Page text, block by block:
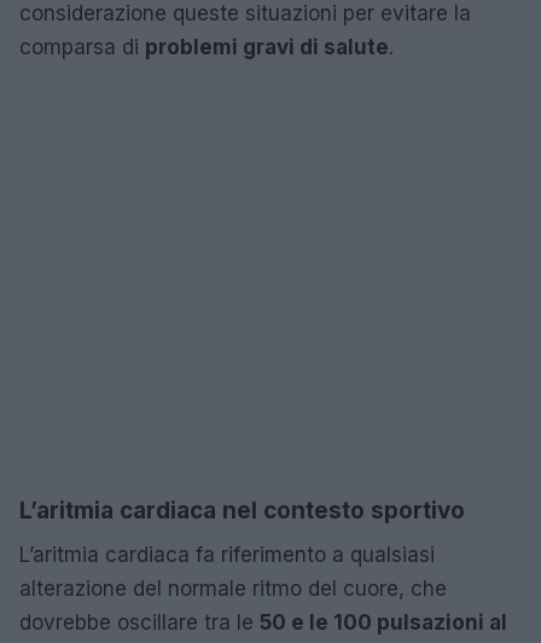
considerazione queste situazioni per evitare la
comparsa di problemi gravi di salute.
L’aritmia cardiaca nel contesto sportivo
L’aritmia cardiaca fa riferimento a qualsiasi
alterazione del normale ritmo del cuore, che
dovrebbe oscillare tra le 50 e le 100 pulsazioni al